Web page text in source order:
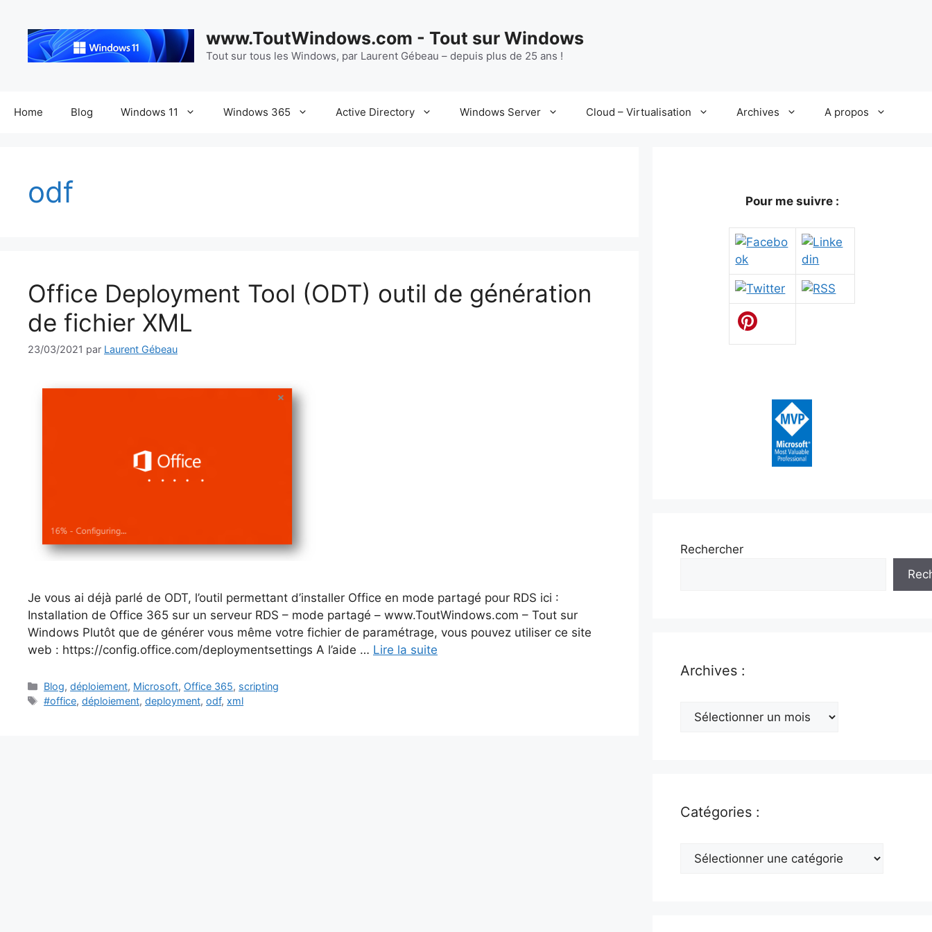
contenu
www.ToutWindows.com - Tout sur Windows
Tout sur tous les Windows, par Laurent Gébeau – depuis plus de 25 ans !
Home Blog Windows 11 Windows 365 Active Directory Windows Server Cloud – Virtualisation Archives A propos
odf
Office Deployment Tool (ODT) outil de génération
de fichier XML
23/03/2021 par Laurent Gébeau
Je vous ai déjà parlé de ODT, l’outil permettant d’installer Office en mode partagé pour RDS ici :
Installation de Office 365 sur un serveur RDS – mode partagé – www.ToutWindows.com – Tout sur
Windows Plutôt que de générer vous même votre fichier de paramétrage, vous pouvez utiliser ce site
web : https://config.office.com/deploymentsettings A l’aide … Lire la suite
Catégories
Blog,déploiement, Microsoft, Office 365, scripting
Étiquettes
#office,déploiement,deployment,odf,xml
Pour me suivre :
Rechercher
Archives :
Archives
Catégories :
Catégories